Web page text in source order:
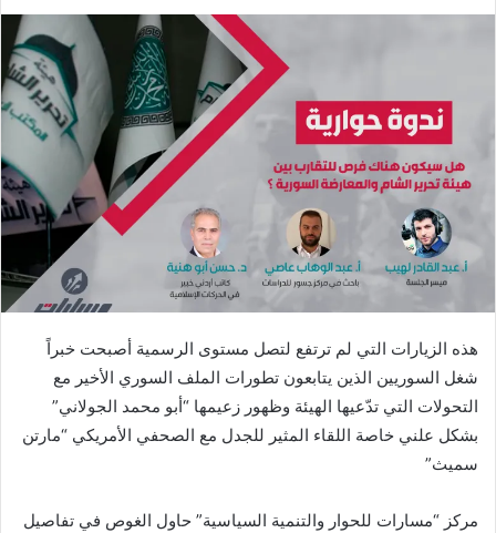
هذه الزيارات التي لم ترتفع لتصل مستوى الرسمية أصبحت خبراً
شغل السوريين الذين يتابعون تطورات الملف السوري الأخير مع
التحولات التي تدّعيها الهيئة وظهور زعيمها “أبو محمد الجولاني”
بشكل علني خاصة اللقاء المثير للجدل مع الصحفي الأمريكي “مارتن
سميث”
مركز “مسارات للحوار والتنمية السياسية” حاول الغوص في تفاصيل